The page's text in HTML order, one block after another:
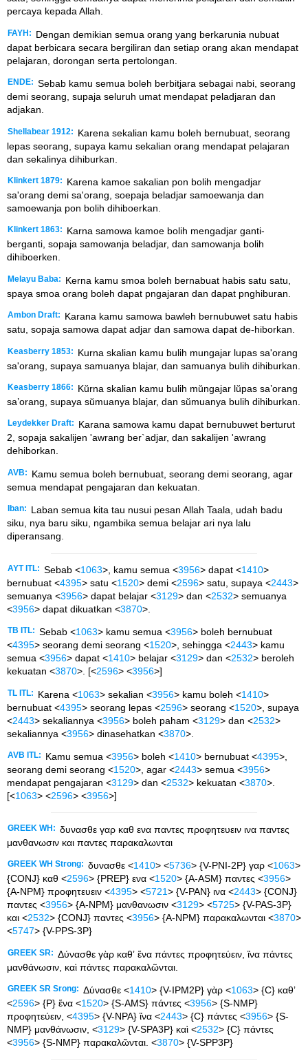
percaya kepada Allah.
FAYH:
Dengan demikian semua orang yang berkarunia nubuat
dapat berbicara secara bergiliran dan setiap orang akan mendapat
pelajaran, dorongan serta pertolongan.
ENDE: Sebab kamu semua boleh berbitjara sebagai nabi, seorang
demi seorang, supaja seluruh umat mendapat peladjaran dan
adjakan.
Shellabear 1912:
Karena sekalian kamu boleh bernubuat, seorang
lepas seorang, supaya kamu sekalian orang mendapat pelajaran
dan sekalinya dihiburkan.
Klinkert 1879:
Karena kamoe sakalian pon bolih mengadjar
sa'orang demi sa'orang, soepaja beladjar samoewanja dan
samoewanja pon bolih dihiboerkan.
Klinkert 1863:
Karna samowa kamoe bolih mengadjar ganti-
berganti, sopaja samowanja beladjar, dan samowanja bolih
dihiboerken.
Melayu Baba:
Kerna kamu smoa boleh bernabuat habis satu satu,
spaya smoa orang boleh dapat pngajaran dan dapat pnghiburan.
Ambon Draft:
Karana kamu samowa bawleh bernubuwet satu habis
satu, sopaja samowa dapat adjar dan samowa dapat de-hiborkan.
Keasberry 1853:
Kurna skalian kamu bulih mungajar lupas sa'orang
sa'orang, supaya samuanya blajar, dan samuanya bulih dihiburkan.
Keasberry 1866:
Kŭrna skalian kamu bulih mŭngajar lŭpas sa’orang
sa’orang, supaya sŭmuanya blajar, dan sŭmuanya bulih dihiburkan.
Leydekker Draft:
Karana samowa kamu dapat bernubuwet berturut
2, sopaja sakalijen 'awrang ber`adjar, dan sakalijen 'awrang
dehiborkan.
AVB:
Kamu semua boleh bernubuat, seorang demi seorang, agar
semua mendapat pengajaran dan kekuatan.
Iban:
Laban semua kita tau nusui pesan Allah Taala, udah badu
siku, nya baru siku, ngambika semua belajar ari nya lalu
diperansang.
AYT ITL: Sebab <1063>, kamu semua <3956> dapat <1410>
bernubuat <4395> satu <1520> demi <2596> satu, supaya <2443>
semuanya <3956> dapat belajar <3129> dan <2532> semuanya
<3956> dapat dikuatkan <3870>.
TB ITL: Sebab <1063> kamu semua <3956> boleh bernubuat
<4395> seorang demi seorang <1520>, sehingga <2443> kamu
semua <3956> dapat <1410> belajar <3129> dan <2532> beroleh
kekuatan <3870>. [<2596> <3956>]
TL ITL: Karena <1063> sekalian <3956> kamu boleh <1410>
bernubuat <4395> seorang lepas <2596> seorang <1520>, supaya
<2443> sekaliannya <3956> boleh paham <3129> dan <2532>
sekaliannya <3956> dinasehatkan <3870>.
AVB ITL: Kamu semua <3956> boleh <1410> bernubuat <4395>,
seorang demi seorang <1520>, agar <2443> semua <3956>
mendapat pengajaran <3129> dan <2532> kekuatan <3870>.
[<1063> <2596> <3956>]
GREEK WH: δυνασθε γαρ καθ ενα παντες προφητευειν ινα παντες
μανθανωσιν και παντες παρακαλωνται
GREEK WH Strong: δυνασθε <1410> <5736> {V-PNI-2P} γαρ <1063>
{CONJ} καθ <2596> {PREP} ενα <1520> {A-ASM} παντες <3956>
{A-NPM} προφητευειν <4395> <5721> {V-PAN} ινα <2443> {CONJ}
παντες <3956> {A-NPM} μανθανωσιν <3129> <5725> {V-PAS-3P}
και <2532> {CONJ} παντες <3956> {A-NPM} παρακαλωνται <3870>
<5747> {V-PPS-3P}
GREEK SR: Δύνασθε γὰρ καθʼ ἕνα πάντες προφητεύειν, ἵνα πάντες
μανθάνωσιν, καὶ πάντες παρακαλῶνται.
GREEK SR Srong: Δύνασθε <1410> {V-IPM2P} γὰρ <1063> {C} καθʼ
<2596> {P} ἕνα <1520> {S-AMS} πάντες <3956> {S-NMP}
προφητεύειν, <4395> {V-NPA} ἵνα <2443> {C} πάντες <3956> {S-
NMP} μανθάνωσιν, <3129> {V-SPA3P} καὶ <2532> {C} πάντες
<3956> {S-NMP} παρακαλῶνται. <3870> {V-SPP3P}